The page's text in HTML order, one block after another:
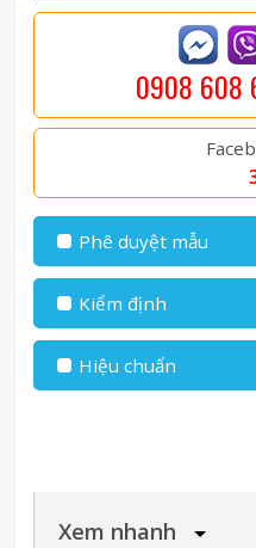
0908 608
Phê duyệt mẫu
Kiểm định
Hiệu chuẩn
Xem nhanh